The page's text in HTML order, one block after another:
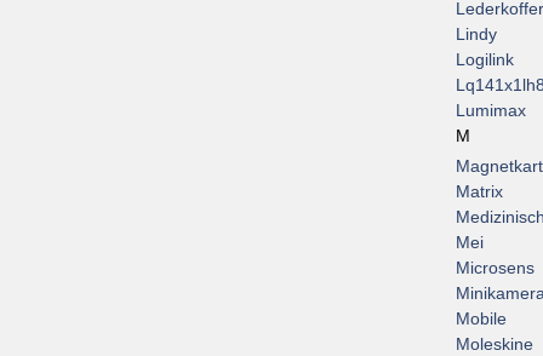
Lederkoffer
Lindy
Logilink
Lumimax
M
Matrix
Mei
Microsens
Mobile
Moleskine